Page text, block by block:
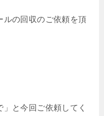
ルの回収のご依頼を頂
」と今回ご依頼してく